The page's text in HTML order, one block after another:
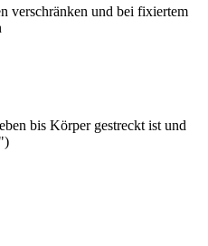
verschränken und bei fixiertem
bis Körper gestreckt ist und